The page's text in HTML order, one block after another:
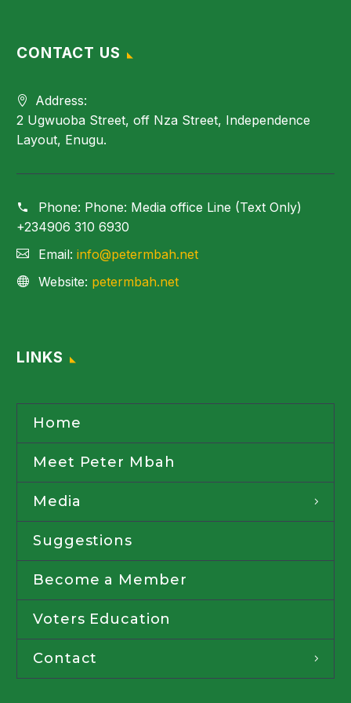
CONTACT US
Address:
2 Ugwuoba Street, off Nza Street, Independence
Layout, Enugu.
Phone: Phone: Media office Line (Text Only)
+234906 310 6930
Email: info@petermbah.net
Website: petermbah.net
LINKS
Home
Meet Peter Mbah
Media
Suggestions
Become a Member
Voters Education
Contact